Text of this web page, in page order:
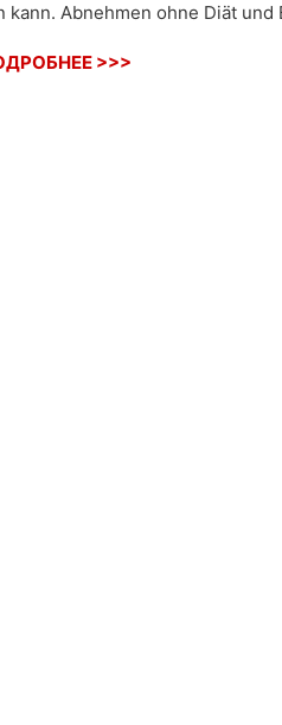
Abnehmen ohne Diät und
>>>